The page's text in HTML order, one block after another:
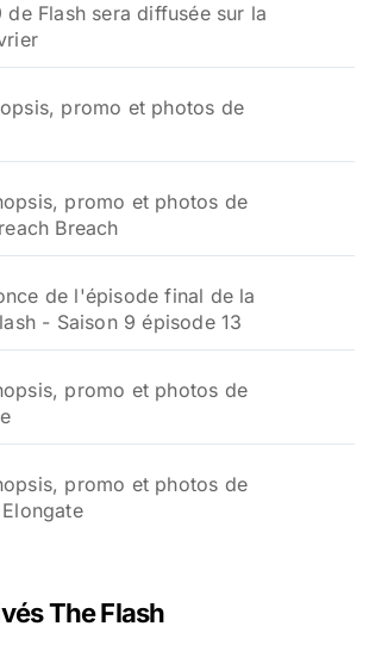
de Flash sera diffusée sur la
promo et photos de
promo et photos de
Breach
de l'épisode final de la
- Saison 9 épisode 13
promo et photos de
promo et photos de
The Flash